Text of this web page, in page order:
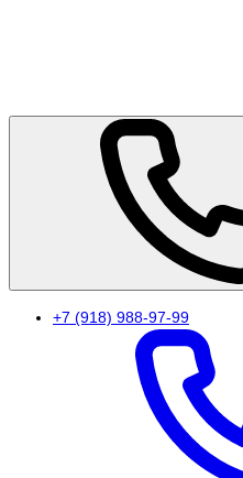
+7 (918) 988-97-99